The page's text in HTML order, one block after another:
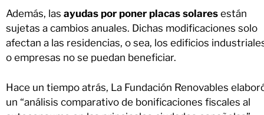
Además, las ayudas por poner placas solares están
sujetas a cambios anuales. Dichas modificaciones solo
afectan a las residencias, o sea, los edificios
o empresas no se puedan beneficiar.
Hace un tiempo atrás, La Fundación Renovables
un “análisis comparativo de bonificaciones fiscales al